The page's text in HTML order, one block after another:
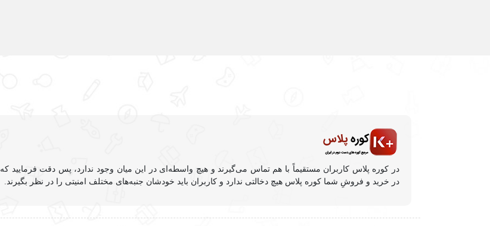
در کوره پلاس کاربران مستقیماً با هم تماس می‌گیرند و هیچ واسطه‌ای در این میان وجود ندارد، پس دقت فرمایید که
در خرید و فروشِ شما کوره پلاس هیچ دخالتی ندارد و کاربران باید خودشان جنبه‌های مختلف امنیتی را در نظر بگیرند.